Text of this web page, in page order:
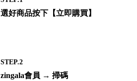
選好商品按下【立即購買】
STEP.2
zingala會員 → 掃碼